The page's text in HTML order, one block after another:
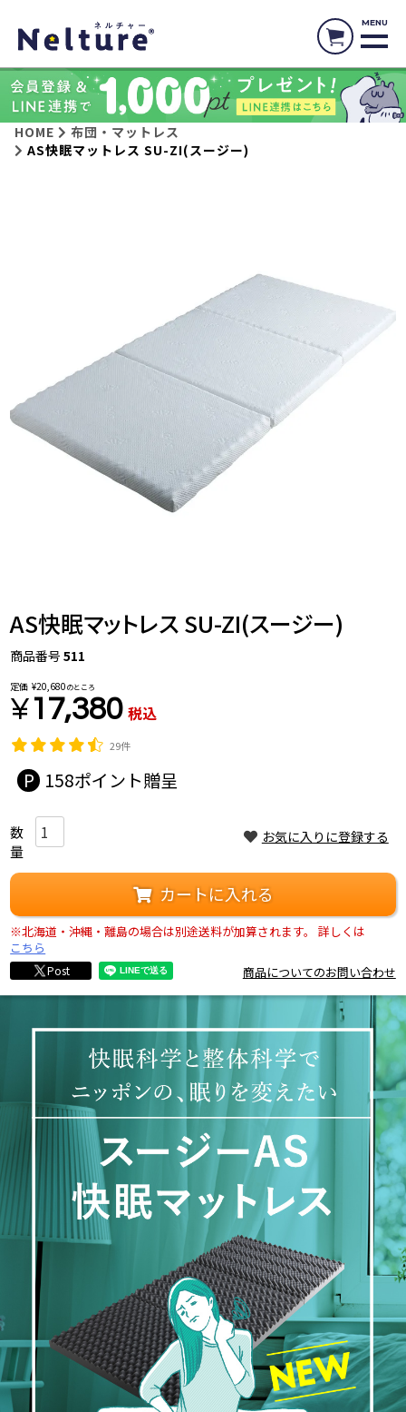
MENU
HOME
布団・マットレス
AS快眠マットレス SU-ZI(スージー)
AS快眠マットレス SU-ZI(スージー)
商品番号 511
定価 ¥20,680のところ
¥17,380 税込
29件
158
お気に入りに登録する
カートに入れる
※北海道・沖縄・離島の場合は別途送料が加算されます。
詳しくは
こちら
商品についてのお問い合わせ
Post